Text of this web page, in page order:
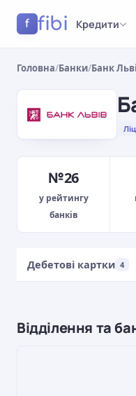
f fibi Кредити
Головна/Банки/Банк
№26
у рейтингу
банків
Дебетові картки 4
Відділення та